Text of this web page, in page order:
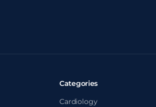
Categories
Cardiology